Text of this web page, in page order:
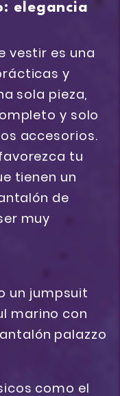
elegancia
vestir es una
y
sola pieza,
y solo
accesorios.
tu
tienen un
de
muy
como el